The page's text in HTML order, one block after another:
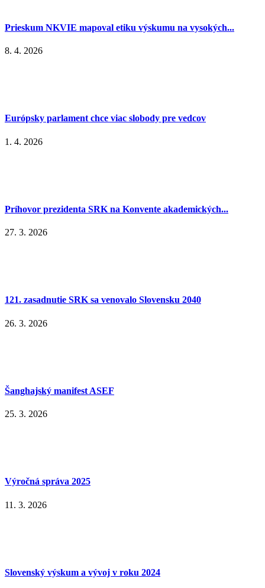
Prieskum NKVIE mapoval etiku výskumu na vysokých...
8. 4. 2026
Európsky parlament chce viac slobody pre vedcov
1. 4. 2026
Príhovor prezidenta SRK na Konvente akademických...
27. 3. 2026
121. zasadnutie SRK sa venovalo Slovensku 2040
26. 3. 2026
Šanghajský manifest ASEF
25. 3. 2026
Výročná správa 2025
11. 3. 2026
Slovenský výskum a vývoj v roku 2024